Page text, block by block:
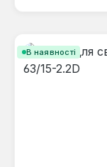
В наявності